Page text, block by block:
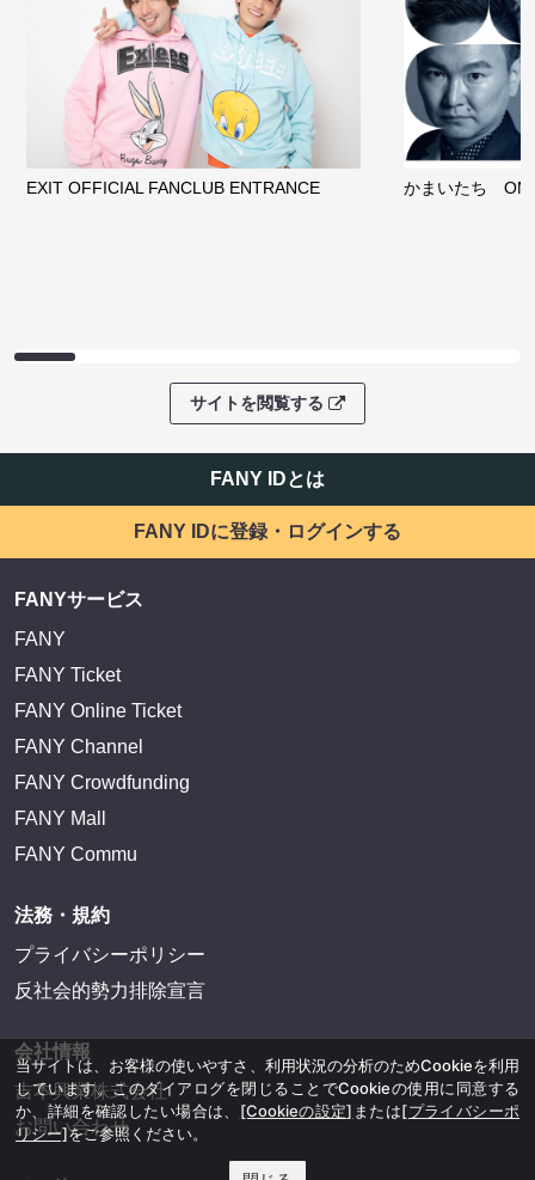
EXIT OFFICIAL FANCLUB ENTRANCE かまいたち
サイトを閲覧する
FANY IDとは
FANY IDに登録・ログインする
FANYサービス
FANY
FANY Ticket
FANY Online Ticket
FANY Channel
FANY Crowdfunding
FANY Mall
FANY Commu
法務・規約
プライバシーポリシー
反社会的勢力排除宣言
会社情報
吉本興業株式会社
お問い合わせ
当サイトは、お客様の使いやすさ、利用状況の分析のためCookieを利用
しています。このダイアログを閉じることでCookieの使用に同意する
か、詳細を確認したい場合は、 [Cookieの設定] または[プライバシーポ
リシー]をご参照ください。